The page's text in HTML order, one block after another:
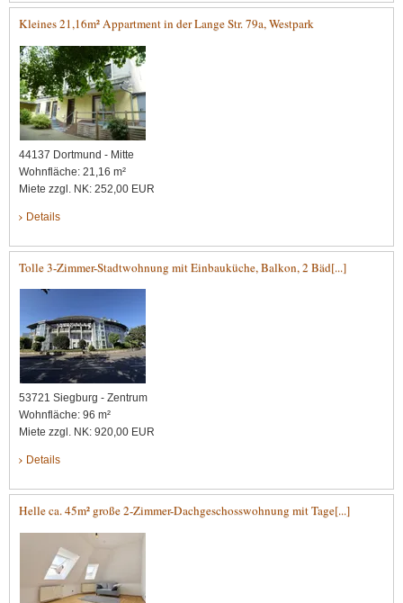
Kleines 21,16m² Appartment in der Lange Str. 79a, Westpark
44137 Dortmund - Mitte
Wohnfläche: 21,16 m²
Miete zzgl. NK: 252,00 EUR
Details
Tolle 3-Zimmer-Stadtwohnung mit Einbauküche, Balkon, 2 Bäd[...]
53721 Siegburg - Zentrum
Wohnfläche: 96 m²
Miete zzgl. NK: 920,00 EUR
Details
Helle ca. 45m² große 2-Zimmer-Dachgeschosswohnung mit Tage[...]